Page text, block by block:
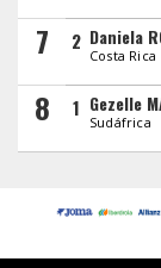
7 2 Daniela
Costa Rica
8 1 Gezelle
Sudáfrica